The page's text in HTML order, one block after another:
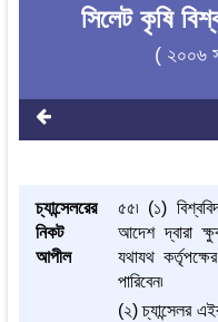
সিলেট কৃষি
( ২০০৬
চ্যান্সেলরের
নিকট
আপীল
৫৫৷ (১)
আদেশ দ্বারা
যথাযথ
পারিবেন৷
(২) চ্যান্সেলর